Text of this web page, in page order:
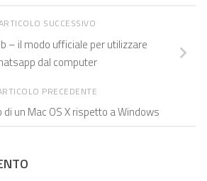
SUCCESSIVO
– il modo ufficiale per utilizzare
dal computer
PRECEDENTE
di un Mac OS X rispetto a Windows